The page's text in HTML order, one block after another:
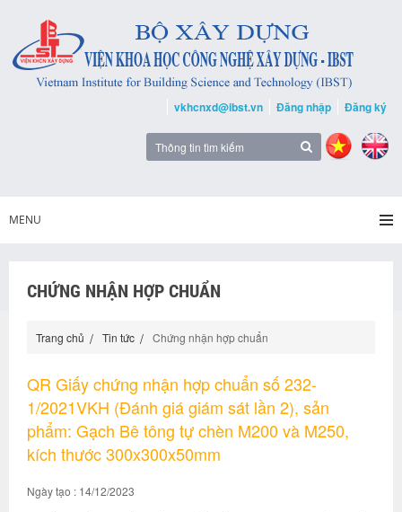
vkhcnxd@ibst.vn Đăng nhập Đăng ký
MENU
CHỨNG NHẬN HỢP CHUẨN
Trang chủ Tin tức Chứng nhận hợp chuẩn
QR Giấy chứng nhận hợp chuẩn số 232-
1/2021VKH (Đánh giá giám sát lần 2), sản
phẩm: Gạch Bê tông tự chèn M200 và M250,
kích thước 300x300x50mm
Ngày tạo : 14/12/2023